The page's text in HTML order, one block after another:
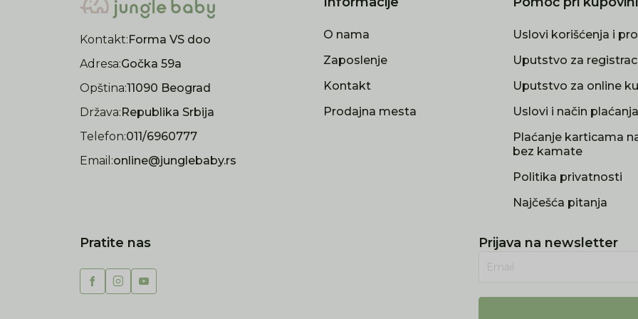
Kontakt: Forma VS doo
Adresa:Gočka 59a
Opština:11090 Beograd
Država: Republika Srbija
Telefon:011/6960777
Email:online@junglebaby.rs
O nama
Zaposlenje
Kontakt
Prodajna mesta
Uslovi korišćenja i
Uputstvo za
Uputstvo za online
Uslovi i način plaćanja
Plaćanje karticama
bez kamate
Politika privatnosti
Najčešća pitanja
Pratite nas Prijava na newsletter
Email